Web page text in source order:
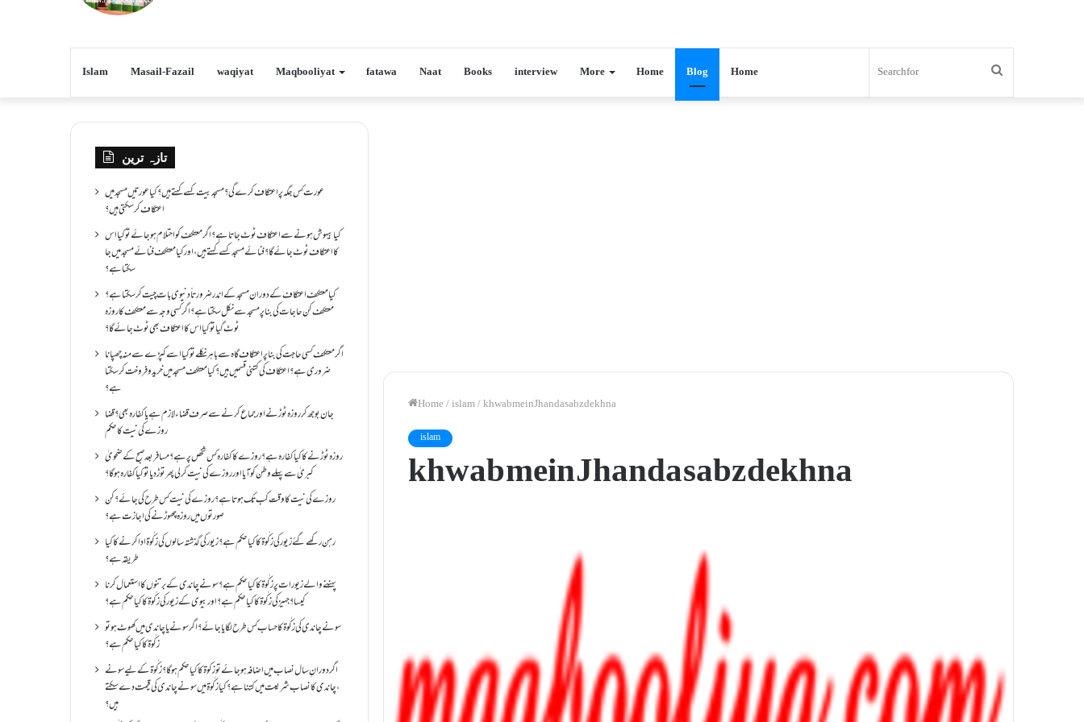
Islam Masail-Fazail waqiyat Maqbooliyat fatawa Naat Books interview More Home Blog Home
Home/islam/khwab mein Jhanda sabz dekhna
islam
khwab mein Jhanda sabz dekhna
تازہ ترین
عورت کس جگہ پر اعتکاف کرے گی؟مسجد بیت کسے کہتے ہیں؟کیا عورتیں مسجد میں
اعتکاف کر سکتی ہیں؟
کیا بیہوش ہونے سے اعتکاف ٹوٹ جاتا ہے؟ اگر معتکف کو احتلام ہو جائے تو کیا اس
کا اعتکاف ٹوٹ جائے گا؟فنائے مسجد کسے کہتے ہیں ، اور کیا معتکف فنائے مسجد میں جا
سکتا ہے؟
کیا معتکف اعتکاف کے دوران مسجد کے اندر ضرورتاً دنیوی بات چیت کر سکتا ہے؟
معتکف کن حاجات کی بنا پر مسجد سے نکل سکتا ہے؟ اگر کسی وجہ سے معتکف کا روزہ
ٹوٹ گیا تو کیا اس کا اعتکاف بھی ٹوٹ جائے گا؟
اگر معتکف کسی حاجت کی بنا پر اعتکاف گاہ سے باہر نکلے تو کیا اسے کپڑے سے منہ چھپانا
ضروری ہے؟اعتکاف کی کتنی قسمیں ہیں؟کیا معتکف مسجد میں خرید و فروخت کر سکتا
ہے؟
جان بوجھ کر روزہ ٹوڑنے اور جماع کرنے سے صرف قضاء لازم ہے یا کفارہ بھی؟ قضا
روزے کی نیت کا حکم
روزہ ٹوڑنے کا کیا کفارہ ہے؟روزے کا کفارہ کس شخص پر ہے؟ مسافر بعد صبح کے ضحویٰ
کبریٰ سے پہلے وطن کو آیا اور روزے کی نیت کر لی پھر توڑ دیا تو کیا کفارہ ہو گا؟
روزے کی نیت کا وقت کب تک ہوتا ہے؟ روزے کی نیت کس طرح کی جائے؟ کن
صورتوں میں روزہ چھوڑنے کی اجازت ہے؟
رہن رکھے گئے زیور کی زکٰوۃ کا کیا حکم ہے؟زیور کی گذشتہ سالوں کی زکٰوۃ ادا کرنے کا کیا
طریقہ ہے؟
پہننے والے زیورات پر زکٰوۃ کا کیا حکم ہے؟ سونے چاندی کے برتنوں کا استعمال کرنا
کیسا؟ جہیز کی زکٰوۃ کا کیا حکم ہے؟ اور بیوی کے زیور کی زکٰوۃ کا کیا حکم ہے؟
سونے چاندی کی زکٰوۃ کا حساب کس طرح لگایا جائے؟ اگر سونے یا چاندی میں کھوٹ ہو تو
زکٰوۃ کا کیا حکم ہے؟
اگر دورانِ سال نصاب میں اضافہ ہو جائے تو زکوۃ کا کیا حکم ہو گا؟ زکٰوۃ کے لیے سونے
،چاندی کا نصاب شریعت میں کتنا ہے؟ کیا زکٰوۃ میں سونے چاندی کی قیمت دے سکتے
ہیں؟